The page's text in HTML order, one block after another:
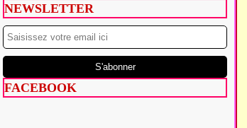
NEWSLETTER
FACEBOOK